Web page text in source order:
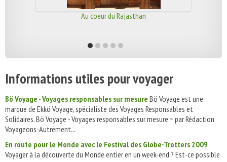
Au coeur du Rajasthan
Informations utiles pour voyager
Bö Voyage - Voyages responsables sur mesure Bö Voyage est une
marque de Ekkö Voyage, spécialiste des Voyages Responsables et
Solidaires. Bö Voyage - Voyages responsables sur mesure ~ par Rédaction
Voyageons-Autrement...
En route pour le Monde avec le Festival des Globe-Trotters 2009
Voyager à la découverte du Monde entier en un week-end ? Est-ce possible